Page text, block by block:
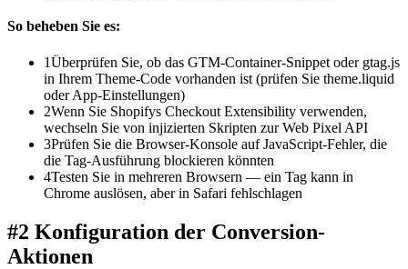
So beheben Sie es:
1Überprüfen Sie, ob das GTM-Container-Snippet oder gtag.js
in Ihrem Theme-Code vorhanden ist (prüfen Sie theme.liquid
oder App-Einstellungen)
2Wenn Sie Shopifys Checkout Extensibility verwenden,
wechseln Sie von injizierten Skripten zur Web Pixel API
3Prüfen Sie die Browser-Konsole auf JavaScript-Fehler, die
die Tag-Ausführung blockieren könnten
4Testen Sie in mehreren Browsern — ein Tag kann in
Chrome auslösen, aber in Safari fehlschlagen
#2 Konfiguration der Conversion-
Aktionen